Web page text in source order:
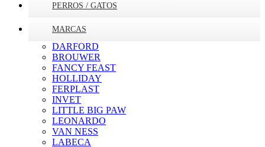
PERROS / GATOS
MARCAS
DARFORD
BROUWER
FANCY FEAST
HOLLIDAY
FERPLAST
INVET
LITTLE BIG PAW
LEONARDO
VAN NESS
LABECA